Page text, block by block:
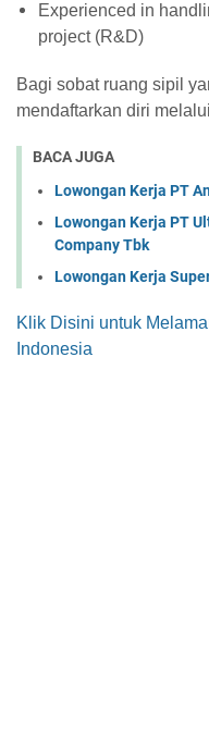
Experienced in
project (R&D)
Bagi sobat ruang sipil
mendaftarkan diri
BACA JUGA
Lowongan Kerja PT
Lowongan Kerja PT
Company Tbk
Lowongan Kerja
Klik Disini untuk
Indonesia